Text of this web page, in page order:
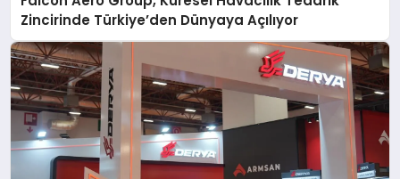
Zincirinde Türkiye’den Dünyaya Açılıyor